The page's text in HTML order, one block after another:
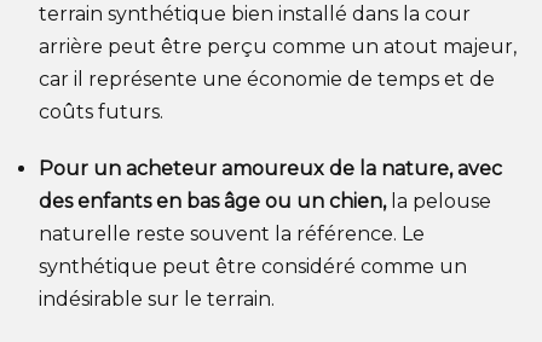
terrain synthétique bien installé dans la cour
arrière peut être perçu comme un atout majeur,
car il représente une économie de temps et de
coûts futurs.
Pour un acheteur amoureux de la nature, avec
des enfants en bas âge ou un chien,la pelouse
naturelle reste souvent la référence. Le
synthétique peut être considéré comme un
indésirable sur le terrain.